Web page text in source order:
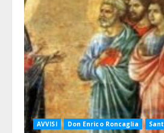
AVVISI Don Enrico Roncaglia